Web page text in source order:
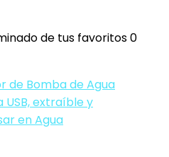
de tus favoritos0